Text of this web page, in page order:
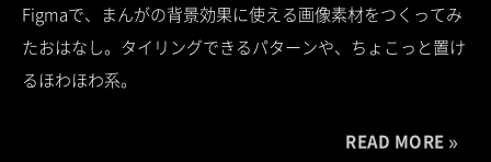
Figmaで、まんがの背景効果に使える画像素材をつくってみ
たおはなし。タイリングできるパターンや、ちょこっと置け
るほわほわ系。
READ MORE